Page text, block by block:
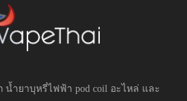
ำยาบุหรี่ไฟฟ้า pod coil อะไหล่ และ